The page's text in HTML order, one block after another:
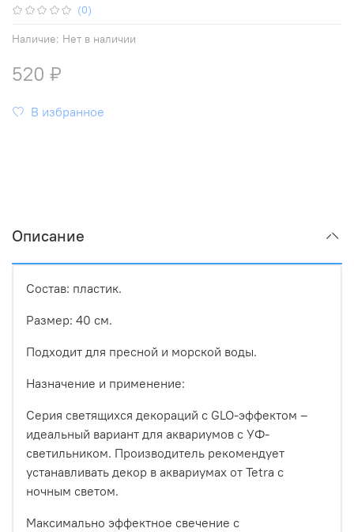
(0)
Наличие: Нет в наличии
520 ₽
В избранное
Описание
Состав: пластик.
Размер: 40 см.
Подходит для пресной и морской воды.
Назначение и применение:
Серия светящихся декораций с GLO-эффектом –
идеальный вариант для аквариумов с УФ-
светильником. Производитель рекомендует
устанавливать декор в аквариумах от Tetra с
ночным светом.
Максимально эффектное свечение с